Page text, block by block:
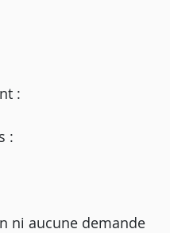
:
:
ni aucune demande